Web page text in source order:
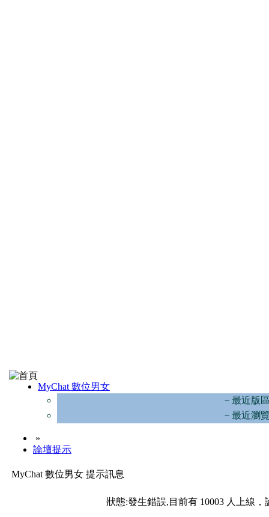
MyChat 數位男女
－最近版
－最近瀏
»
論壇提示
MyChat 數位男女 提示訊息
狀態:發生錯誤,目前有 10003 人上線